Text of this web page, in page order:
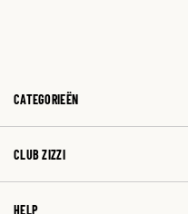
CATEGORIEËN
CLUB ZIZZI
HELP